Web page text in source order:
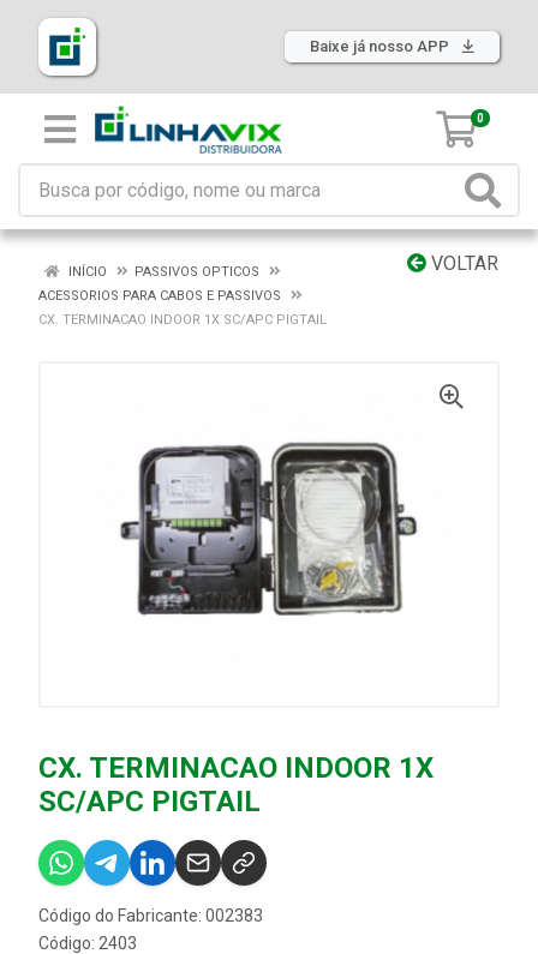
Baixe já nosso APP
0
VOLTAR
INÍCIO
PASSIVOS OPTICOS
ACESSORIOS PARA CABOS E PASSIVOS
CX. TERMINACAO INDOOR 1X SC/APC PIGTAIL
CX. TERMINACAO INDOOR 1X
SC/APC PIGTAIL
Código do Fabricante: 002383
Código: 2403